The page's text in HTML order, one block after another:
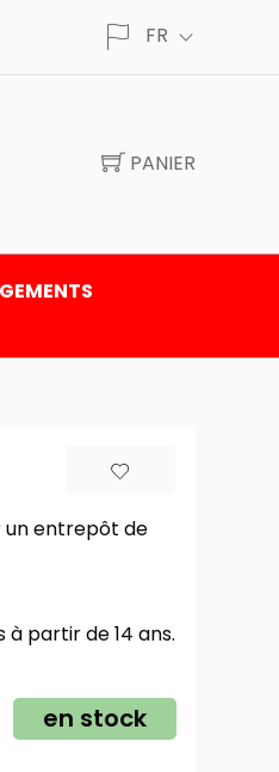
FR
PANIER
un entrepôt de
partir de 14 ans.
en stock